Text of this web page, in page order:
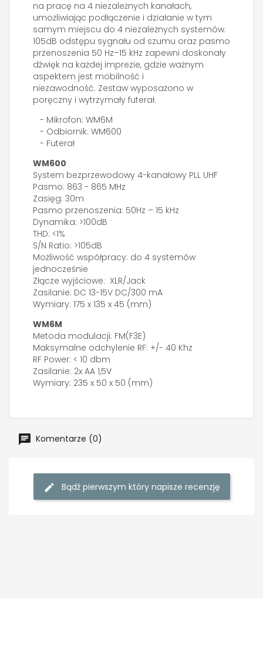
na pracę na 4 niezależnych kanałach,
umożliwiając podłączenie i działanie w tym
samym miejscu do 4 niezależnych systemów.
105dB odstępu sygnału od szumu oraz pasmo
przenoszenia 50 Hz–15 kHz zapewni doskonały
dźwięk na każdej imprezie, gdzie ważnym
aspektem jest mobilność i
niezawodność. Zestaw wyposażono w
poręczny i wytrzymały futerał.
- Mikrofon: WM6M
- Odbiornik: WM600
- Futerał
WM600
System bezprzewodowy 4-kanałowy PLL UHF
Pasmo: 863 - 865 MHz
Zasięg: 30m
Pasmo przenoszenia: 50Hz – 15 kHz
Dynamika: >100dB
THD: <1%
S/N Ratio: >105dB
Możliwość współpracy: do 4 systemów
jednocześnie
Złącze wyjściowe: XLR/Jack
Zasilanie: DC 13-15V DC/300 mA
Wymiary: 175 x 135 x 45 (mm)
WM6M
Metoda modulacji: FM(F3E)
Maksymalne odchylenie RF: +/- 40 Khz
RF Power: < 10 dbm
Zasilanie: 2x AA 1,5V
Wymiary: 235 x 50 x 50 (mm)
Komentarze (0)
Bądź pierwszym który napisze recenzję